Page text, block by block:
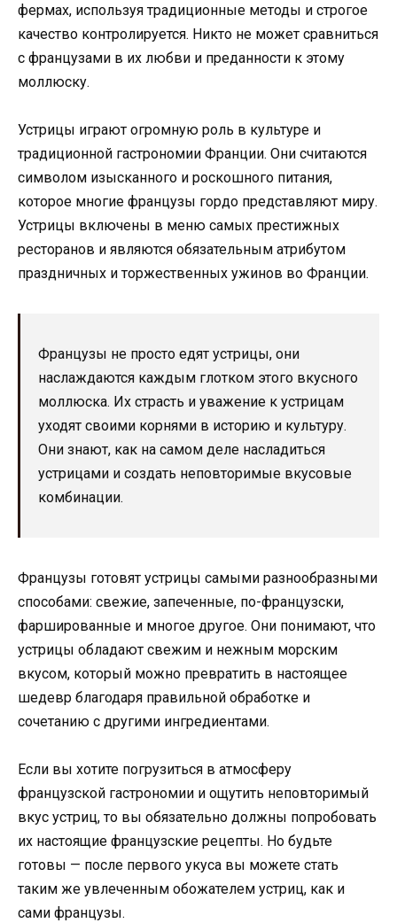
фермах, используя традиционные методы и строгое
качество контролируется. Никто не может сравниться
с французами в их любви и преданности к этому
моллюску.
Устрицы играют огромную роль в культуре и
традиционной гастрономии Франции. Они считаются
символом изысканного и роскошного питания,
которое многие французы гордо представляют миру.
Устрицы включены в меню самых престижных
ресторанов и являются обязательным атрибутом
праздничных и торжественных ужинов во Франции.
Французы не просто едят устрицы, они
наслаждаются каждым глотком этого вкусного
моллюска. Их страсть и уважение к устрицам
уходят своими корнями в историю и культуру.
Они знают, как на самом деле насладиться
устрицами и создать неповторимые вкусовые
комбинации.
Французы готовят устрицы самыми разнообразными
способами: свежие, запеченные, по-французски,
фаршированные и многое другое. Они понимают, что
устрицы обладают свежим и нежным морским
вкусом, который можно превратить в настоящее
шедевр благодаря правильной обработке и
сочетанию с другими ингредиентами.
Если вы хотите погрузиться в атмосферу
французской гастрономии и ощутить неповторимый
вкус устриц, то вы обязательно должны попробовать
их настоящие французские рецепты. Но будьте
готовы — после первого укуса вы можете стать
таким же увлеченным обожателем устриц, как и
сами французы.